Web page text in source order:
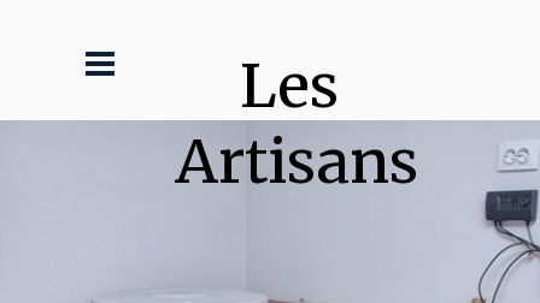
Les
Artisans